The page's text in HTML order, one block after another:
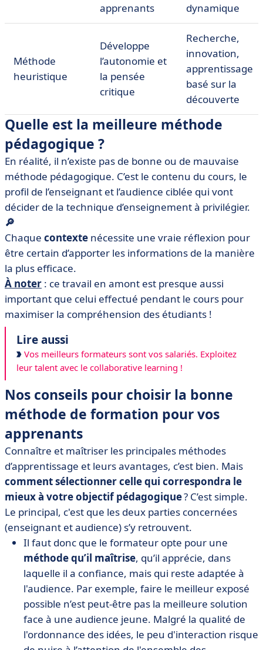
apprenants
dynamique
Méthode
heuristique
Développe
l’autonomie et
la pensée
critique
Recherche,
innovation,
apprentissage
basé sur la
découverte
Quelle est la meilleure méthode
pédagogique ?
En réalité, il n’existe pas de bonne ou de mauvaise
méthode pédagogique. C’est le contenu du cours, le
profil de l’enseignant et l’audience ciblée qui vont
décider de la technique d’enseignement à privilégier.
🔎
Chaque contexte nécessite une vraie réflexion pour
être certain d’apporter les informations de la manière
la plus efficace.
À noter : ce travail en amont est presque aussi
important que celui effectué pendant le cours pour
maximiser la compréhension des étudiants !
Lire aussi
Vos meilleurs formateurs sont vos salariés. Exploitez
leur talent avec le collaborative learning !
Nos conseils pour choisir la bonne
méthode de formation pour vos
apprenants
Connaître et maîtriser les principales méthodes
d’apprentissage et leurs avantages, c’est bien. Mais
comment sélectionner celle qui correspondra le
mieux à votre objectif pédagogique? C’est simple.
Le principal, c'est que les deux parties concernées
(enseignant et audience) s’y retrouvent.
Il faut donc que le formateur opte pour une
méthode qu’il maîtrise, qu’il apprécie, dans
laquelle il a confiance, mais qui reste adaptée à
l'audience. Par exemple, faire le meilleur exposé
possible n’est peut-être pas la meilleure solution
face à une audience jeune. Malgré la qualité de
l'ordonnance des idées, le peu d'interaction risque